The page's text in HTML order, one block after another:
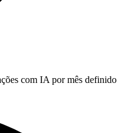
com IA por mês definido